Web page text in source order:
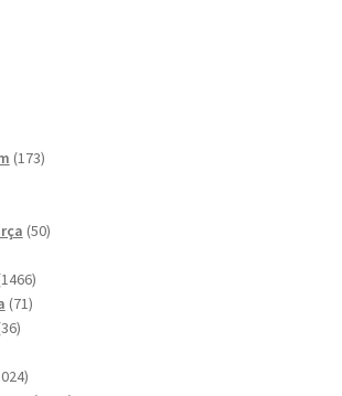
173173
5050
14661466
ürün
7171
3636
1024